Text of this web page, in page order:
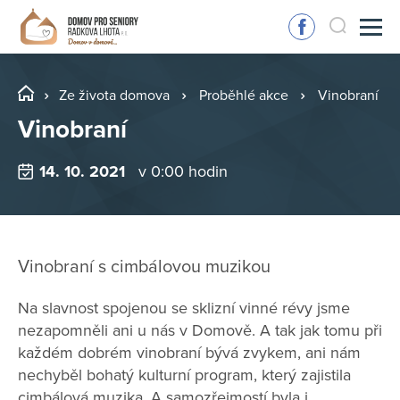
Ze života domova Proběhlé akce Vinobraní
Vinobraní
14. 10. 2021 v 0:00 hodin
Vinobraní s cimbálovou muzikou
Na slavnost spojenou se sklizní vinné révy jsme
nezapomněli ani u nás v Domově. A tak jak tomu při
každém dobrém vinobraní bývá zvykem, ani nám
nechyběl bohatý kulturní program, který zajistila